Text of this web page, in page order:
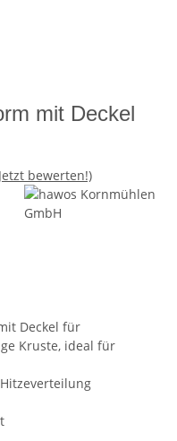
mit Deckel
bewerten!)
Deckel für
Kruste, ideal für